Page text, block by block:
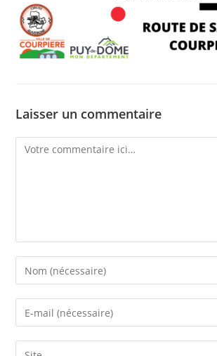
Laisser un commentaire